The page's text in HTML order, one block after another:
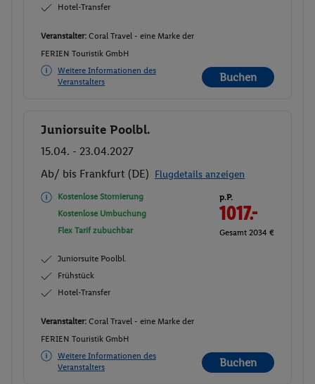
Hotel-Transfer
Veranstalter: Coral Travel - eine Marke der
FERIEN Touristik GmbH
Weitere Informationen des
Veranstalters
Buchen
Buchen
Juniorsuite Poolbl.
15.04. - 23.04.2027
Ab/ bis Frankfurt (DE) Flugdetails anzeigen
Kostenlose Stornierung
Kostenlose Umbuchung
Flex Tarif zubuchbar
Juniorsuite Poolbl.
Frühstück
Hotel-Transfer
p.P.
1017.-
Gesamt 2034 €
Veranstalter: Coral Travel - eine Marke der
FERIEN Touristik GmbH
Weitere Informationen des
Veranstalters
Buchen